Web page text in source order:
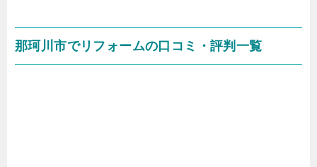
那珂川市でリフォームの口コミ・評判一覧